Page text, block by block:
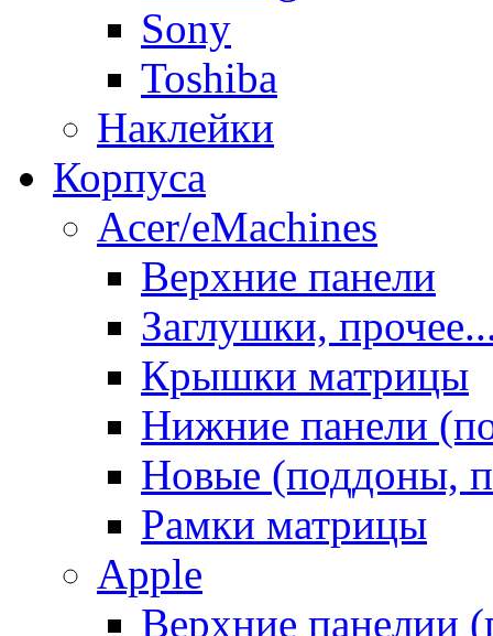
Sony
Toshiba
Наклейки
Корпуса
Acer/eMachines
Верхние панели
Заглушки,
Крышки матрицы
Нижние панели
Новые (поддоны,
Рамки матрицы
Apple
Верхние панелии